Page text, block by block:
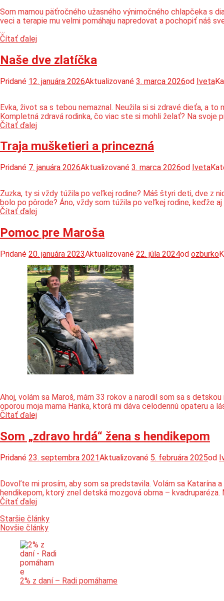
Som mamou päťročného užasného výnimočného chlapčeka s
veci a terapie mu velmi pomáhaju napredovat a pochopiť náš
…
Čítať ďalejTerapie
Alexa
Naše dve zlatíčka
Pridané 12. januára 2026Aktualizované 3. marca 2026od Iveta
Evka, život sa s tebou nemaznal. Neužila si si zdravé dieťa, a
Kompletná zdravá rodinka, čo viac ste si mohli želať? Na
Čítať ďalejNaše
zlatíčka
Traja mušketieri a princezná
Pridané 7. januára 2026Aktualizované 3. marca 2026od Iveta
Zuzka, ty si vždy túžila po veľkej rodine? Máš štyri deti, dve z
bolo po pôrode? Áno, vždy som túžila po veľkej rodine, keďže
Čítať ďalejTraja
a
princezná
Pomoc pre Maroša
Pridané 20. januára 2023Aktualizované 22. júla 2024od ozburko
Ahoj, volám sa Maroš, mám 33 rokov a narodil som sa s
oporou moja mama Hanka, ktorá mi dáva celodennú opateru a
Čítať ďalejPomoc
Maroša
Som „zdravo hrdá“ žena s hendikepom
Pridané 23. septembra 2021Aktualizované 5. februára 2025od
Dovoľte mi prosím, aby som sa predstavila. Volám sa Katarína
hendikepom, ktorý znel detská mozgová obrna –
Čítať ďalejSom
hrdá“
žena
Navigácia
v
článkoch
Staršie články
Novšie články
2% z daní – Radi pomáhame